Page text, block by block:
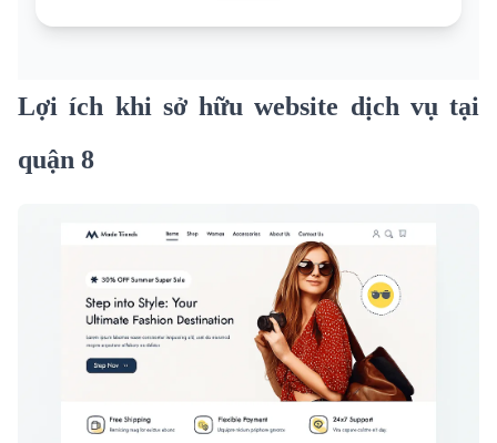
Lợi ích khi sở hữu website dịch vụ tại
quận 8